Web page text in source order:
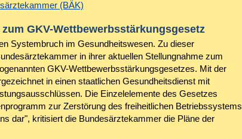
(BÄK)
GKV-Wettbewerbsstärkungsgesetz
Systembruch im Gesundheitswesen. Zu dieser
in ihrer aktuellen Stellungnahme zum
GKV-Wettbewerbsstärkungsgesetzes. Mit der
in einen staatlichen Gesundheitsdienst mit
Die Einzelelemente des Gesetzes
zur Zerstörung des freiheitlichen Betriebssystems
dar", kritisiert die Bundesärztekammer die Pläne der